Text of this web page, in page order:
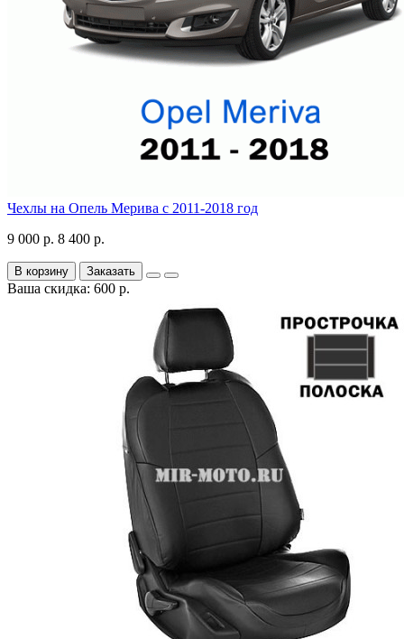
Чехлы на Опель Мерива с 2011-2018 год
9 000 р. 8 400 р.
В корзину Заказать
Ваша скидка: 600 р.